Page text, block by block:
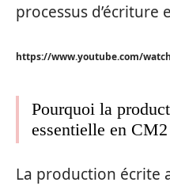
processus d’écriture
https://www.youtube.com/
Pourquoi la
essentielle en CM2
La production écrite